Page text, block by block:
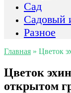
Сад
Садовый
Разное
Главная » Цветок
Цветок
открытом